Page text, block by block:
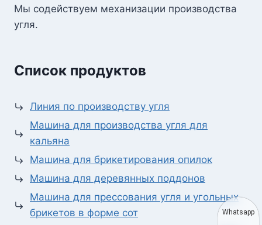
Мы содействуем механизации производства
угля.
Список продуктов
Линия по производству угля
Машина для производства угля для
кальяна
Машина для брикетирования опилок
Машина для деревянных поддонов
Машина для прессования угля и угольных
брикетов в форме сот
Whatsapp